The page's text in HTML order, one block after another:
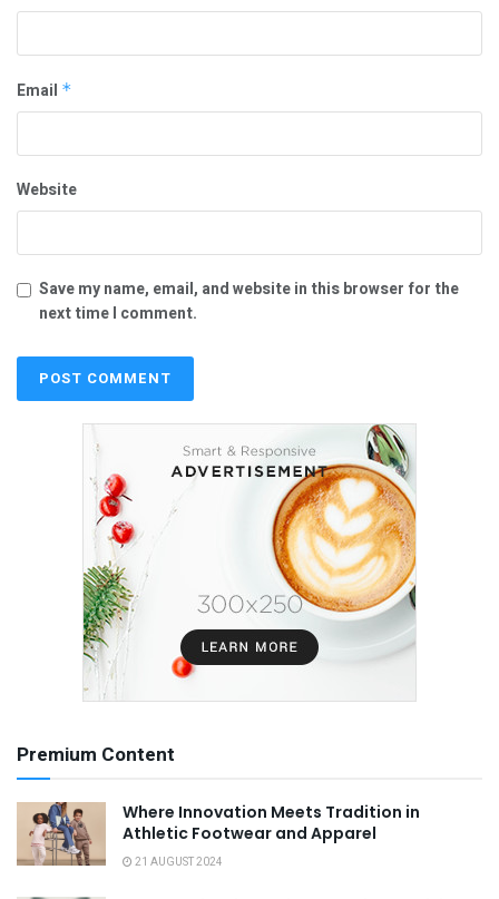
Email *
Website
Save my name, email, and website in this browser for the
next time I comment.
Premium Content
Where Innovation Meets Tradition in
Athletic Footwear and Apparel
21 AUGUST 2024